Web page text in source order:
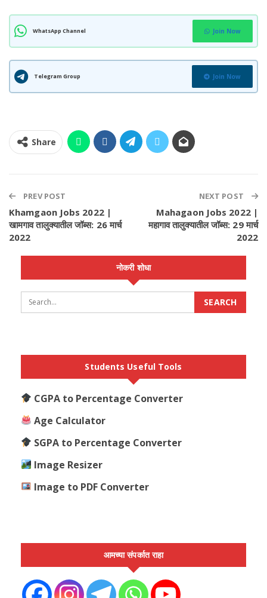
WhatsApp Channel Join Now
Telegram Group Join Now
Share
PREV POST
Khamgaon Jobs 2022 |
खामगाव तालुक्यातील जॉब्स: 26 मार्च
2022
NEXT POST
Mahagaon Jobs 2022 |
महागाव तालुक्यातील जॉब्स: 29 मार्च
2022
नोकरी शोधा
Students Useful Tools
CGPA to Percentage Converter
Age Calculator
SGPA to Percentage Converter
Image Resizer
Image to PDF Converter
आमच्या संपर्कात राहा